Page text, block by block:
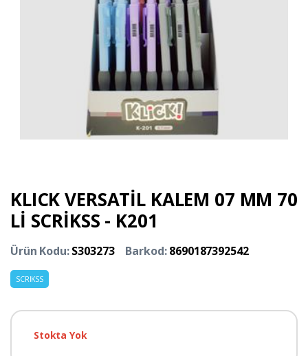
KLICK VERSATİL KALEM 07 MM 70
Lİ SCRİKSS - K201
Ürün Kodu:S303273 Barkod:8690187392542
SCRIKSS
Stokta Yok